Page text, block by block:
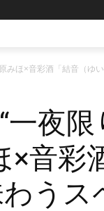
ほ×音彩酒「結音（ゆ
一夜
音彩
うス